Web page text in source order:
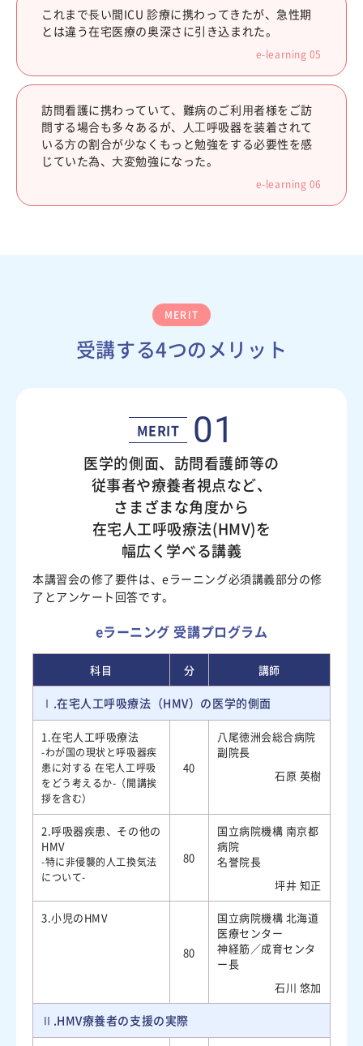
これまで⻑い間ICU 診療に携わってきたが、急性期
とは違う在宅医療の奥深さに引き込まれた。
e-learning 05
訪問看護に携わっていて、難病のご利⽤者様をご訪
問する場合も多々あるが、⼈⼯呼吸器を装着されて
いる⽅の割合が少なくもっと勉強をする必要性を感
じていた為、⼤変勉強になった。
e-learning 06
MERIT
受講する4つのメリット
MERIT 01
医学的側面、訪問看護師等の
従事者や療養者視点など、
さまざまな角度から
在宅人工呼吸療法(HMV)を
幅広く学べる講義
本講習会の修了要件は、eラーニング必須講義部分の修
了とアンケート回答です。
eラーニング 受講プログラム
科目 分 講師
Ⅰ.在宅人工呼吸療法（HMV）の医学的側面
1.在宅人工呼吸療法
-わが国の現状と呼吸器疾
患に対する 在宅人工呼吸
をどう考えるか-（開講挨
拶を含む）
40
八尾徳洲会総合病院
副院長
石原 英樹
2.呼吸器疾患、その他の
HMV
-特に非侵襲的人工換気法
について-
80
国立病院機構 南京都
病院
名誉院長
坪井 知正
3.小児のHMV
80
国立病院機構 北海道
医療センター
神経筋／成育センタ
ー長
石川 悠加
Ⅱ.HMV療養者の支援の実際